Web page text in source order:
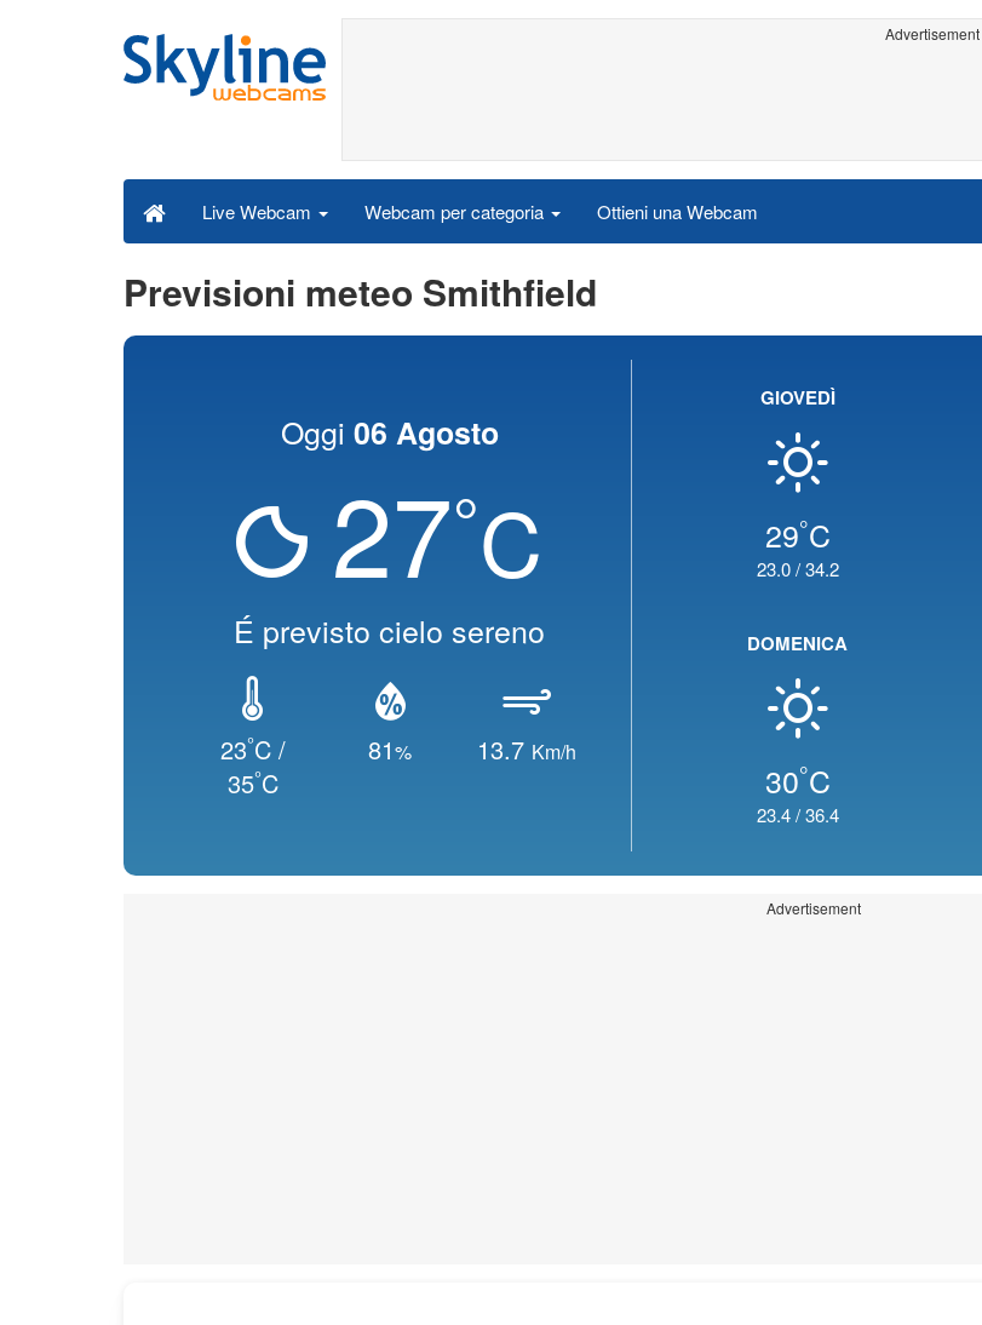
Advertisement
Live Webcam Webcam per categoria Ottieni una Webcam
Previsioni meteo Smithfield
Oggi 06 Agosto
27°C
É previsto cielo sereno
23°C /
35°C
81% 13.7 Km/h
GIOVEDÌ
29°C
23.0/34.2
DOMENICA
30°C
23.4/36.4
Advertisement